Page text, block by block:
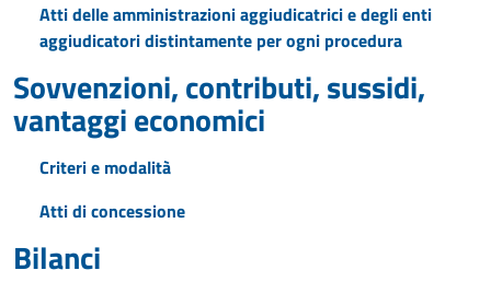
Atti delle amministrazioni aggiudicatrici e degli enti
aggiudicatori distintamente per ogni procedura
Sovvenzioni, contributi, sussidi,
vantaggi economici
Criteri e modalità
Atti di concessione
Bilanci